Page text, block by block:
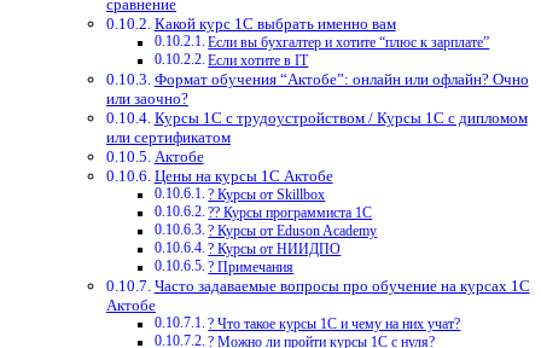
сравнение
Какой курс 1С выбрать именно вам
Если вы бухгалтер и хотите “плюс к зарплате”
Если хотите в IT
Формат обучения “Актобе”: онлайн или офлайн? Очно
или заочно?
Курсы 1С с трудоустройством / Курсы 1С с дипломом
или сертификатом
Актобе
Цены на курсы 1С Актобе
? Курсы от Skillbox
?‍? Курсы программиста 1С
? Курсы от Eduson Academy
? Курсы от НИИДПО
? Примечания
Часто задаваемые вопросы про обучение на курсах 1С
Актобе
? Что такое курсы 1С и чему на них учат?
? Можно ли пройти курсы 1С с нуля?